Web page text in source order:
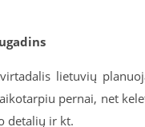
lietuvių
pernai, net
detalių ir kt.